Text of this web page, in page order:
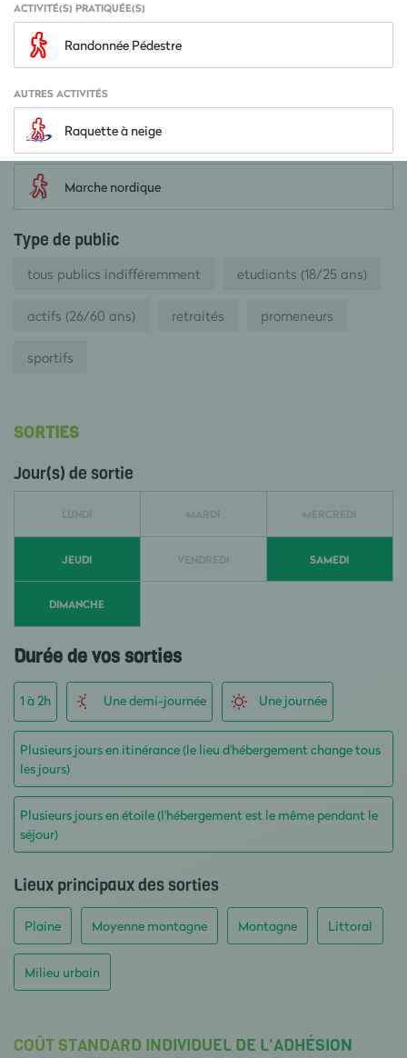
ACTIVITÉ(S) PRATIQUÉE(S)
Randonnée Pédestre
AUTRES ACTIVITÉS
Raquette à neige
Marche nordique
Type de public
tous publics indifféremment etudiants (18/25 ans)
actifs (26/60 ans) retraités promeneurs
sportifs
SORTIES
Jour(s) de sortie
LUNDI MARDI MERCREDI
JEUDI VENDREDI SAMEDI
DIMANCHE
Durée de vos sorties
1 à 2h Une demi-journée Une journée
Plusieurs jours en itinérance (le lieu d'hébergement change tous
les jours)
Plusieurs jours en étoile (l'hébergement est le même pendant le
séjour)
Lieux principaux des sorties
Plaine Moyenne montagne Montagne Littoral
Milieu urbain
COÛT STANDARD INDIVIDUEL DE L'ADHÉSION